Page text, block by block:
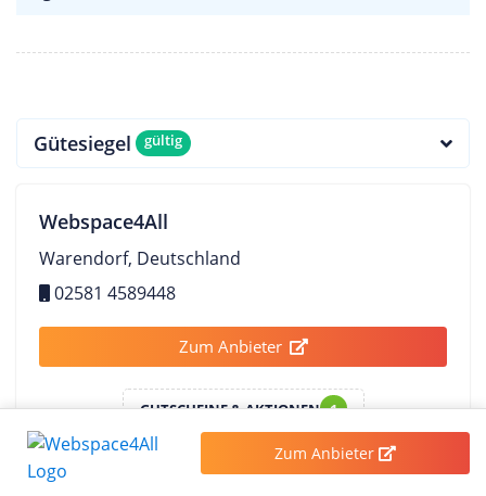
Gütesiegel gültig
Webspace4All
Warendorf, Deutschland
02581 4589448
Zum Anbieter
GUTSCHEINE & AKTIONEN 1
Rechenzentren & Verfügbarkeit
Zum Anbieter